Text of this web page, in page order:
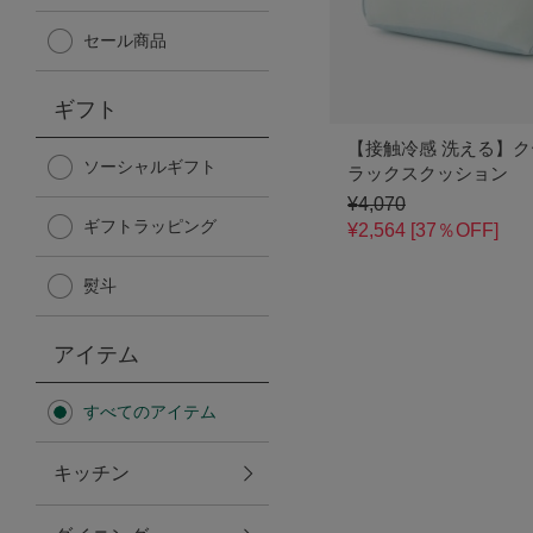
Afternoon Tea TEAROOM
日傘
保冷バッグ
無重力シリーズ
セール商品
ギフト
ソーシャルギフト
ギフトラッピング
熨斗
アイテム
すべてのアイテム
キッチン
【接触冷感 洗える】
ラックスクッション
¥4,070
¥2,564 [37％OFF]